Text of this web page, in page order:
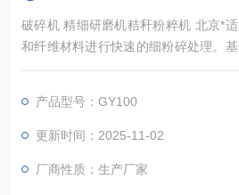
破碎机 精细研磨机秸秆粉粹机 北京*
和纤维材料进行快速的细粉碎处理。
内容丰富的配件，该仪器可以在极短
本身的性质不会在制样过程中发生改
果，是质量控制、产品检测和科研开
产品型号：GY100
更新时间：2025-11-02
厂商性质：生产厂家